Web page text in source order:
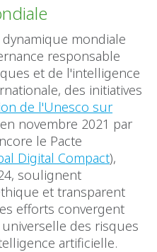
mondiale
responsable
et de l'intelligence
des initiatives
de l'Unesco sur
novembre 2021 par
le Pacte
Digital Compact),
soulignent
et transparent
efforts convergent
des risques
artificielle.